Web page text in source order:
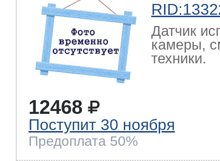
Датчик
камеры,
техники.
12468
Поступит 30 ноября
Предоплата 50%